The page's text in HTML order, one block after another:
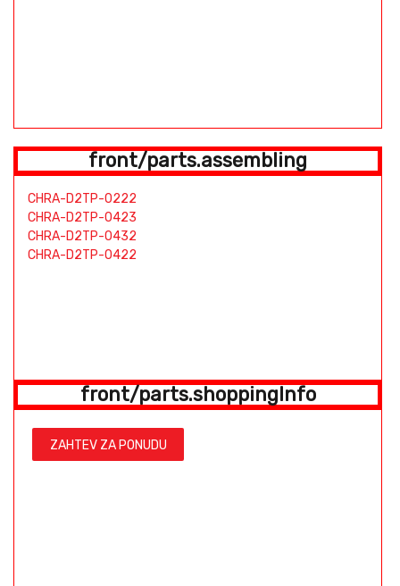
front/parts.assembling
CHRA-D2TP-0222
CHRA-D2TP-0423
CHRA-D2TP-0432
CHRA-D2TP-0422
front/parts.shoppingInfo
ZAHTEV ZA PONUDU